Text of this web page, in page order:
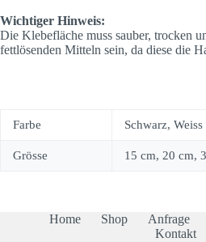
Wichtiger Hinweis:
Die Klebefläche muss sauber, trocken
fettlösenden Mitteln sein, da diese die
Farbe Schwarz, Weiss
Grösse 15 cm, 20 cm,
Home Shop Anfrage
Kontakt